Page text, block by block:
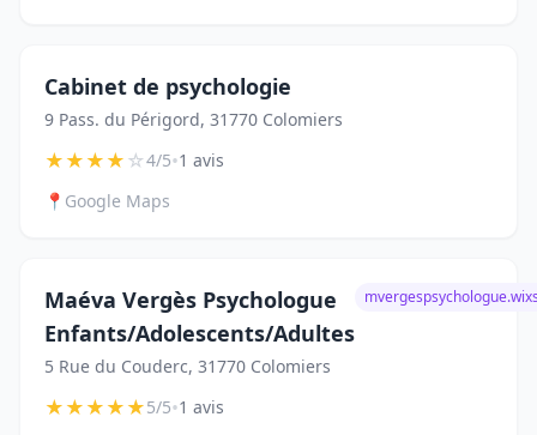
Cabinet de psychologie
9 Pass. du Périgord, 31770 Colomiers
★★★★☆4/5•1 avis
📍 Google Maps
Maéva Vergès Psychologue
Enfants/Adolescents/Adultes
5 Rue du Couderc, 31770 Colomiers
★★★★★5/5•1 avis